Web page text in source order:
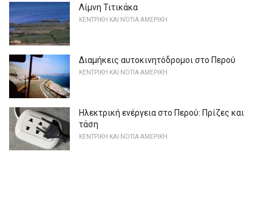
Λίμνη Τιτικάκα
ΚΕΝΤΡΙΚΉ ΚΑΙ ΝΌΤΙΑ ΑΜΕΡΙΚΉ
Διαμήκεις αυτοκινητόδρομοι στο Περού
ΚΕΝΤΡΙΚΉ ΚΑΙ ΝΌΤΙΑ ΑΜΕΡΙΚΉ
Ηλεκτρική ενέργεια στο Περού: Πρίζες και
τάση
ΚΕΝΤΡΙΚΉ ΚΑΙ ΝΌΤΙΑ ΑΜΕΡΙΚΉ